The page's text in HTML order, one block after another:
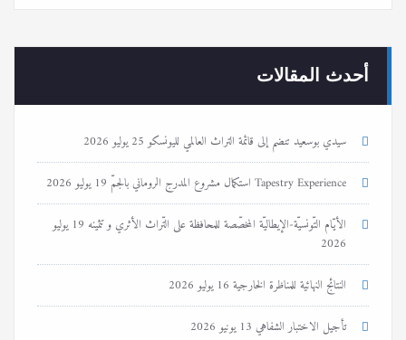
أحدث المقالات
سيدي بوسعيد تنضم إلى قائمة التراث العالمي لليونسكو25 يوليو 2026
Tapestry Experience استكمال مشروع المدرج الروماني بالجمّ
19 يوليو 2026
الأيّام التّونسيّة-الإيطاليّة المخصّصة للمحافظة على التّراث الأثري و تثمينه
19 يوليو
2026
النتائج النهائية للمناظرة الخارجية16 يوليو 2026
تأجيل الاختبار الشفاهي13 يونيو 2026